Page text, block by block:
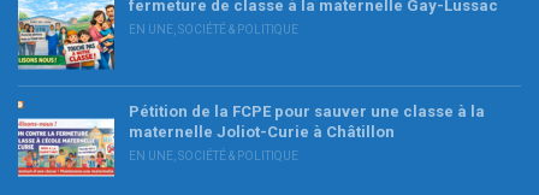
fermeture de classe à la maternelle Gay-Lussac
EN UNE SOCIÉTÉ & POLITIQUE
Pétition de la FCPE pour sauver une classe à la
maternelle Joliot-Curie à Châtillon
EN UNE SOCIÉTÉ & POLITIQUE